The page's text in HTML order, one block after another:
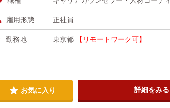
雇用形態 正社員
勤務地 東京都 【リモートワーク可】
お気に入り 詳細をみる